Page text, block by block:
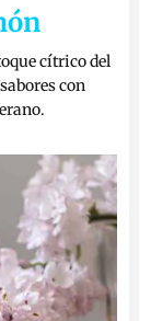
cítrico del
con